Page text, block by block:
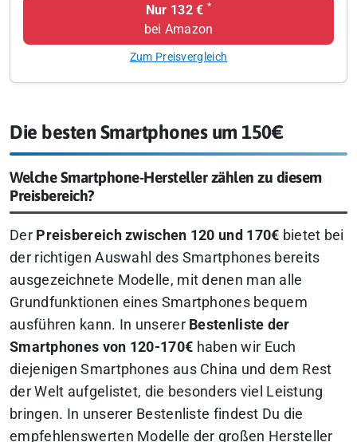
Nur 132 € *
bei Amazon
Zum Preisvergleich
Die besten Smartphones um 150€
Welche Smartphone-Hersteller zählen zu diesem
Preisbereich?
Der Preisbereich zwischen 120 und 170€ bietet bei
der richtigen Auswahl des Smartphones bereits
ausgezeichnete Modelle, mit denen man alle
Grundfunktionen eines Smartphones bequem
ausführen kann. In unserer Bestenliste der
Smartphones von 120-170€ haben wir Euch
diejenigen Smartphones aus China und dem Rest
der Welt aufgelistet, die besonders viel Leistung
bringen. In unserer Bestenliste findest Du die
empfehlenswerten Modelle der großen Hersteller